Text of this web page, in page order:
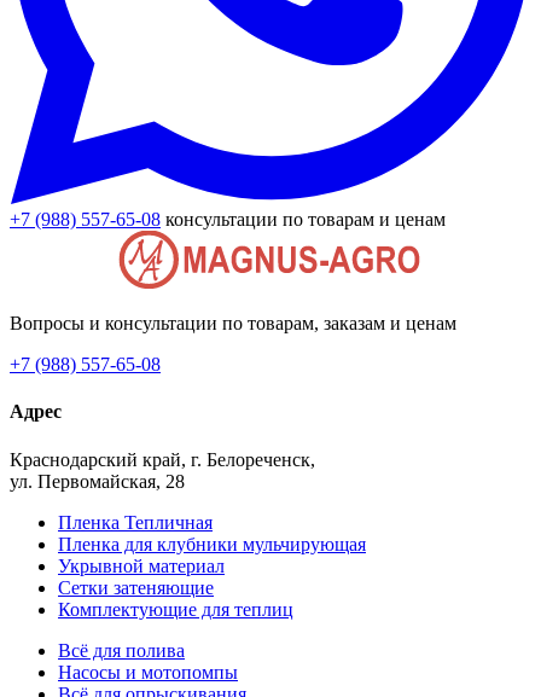
+7 (988) 557-65-08 консультации по товарам и ценам
Вопросы и консультации по товарам, заказам и ценам
+7 (988) 557-65-08
Адрес
Краснодарский край, г. Белореченск,
ул. Первомайская, 28
Пленка Тепличная
Пленка для клубники мульчирующая
Укрывной материал
Сетки затеняющие
Комплектующие для теплиц
Всё для полива
Насосы и мотопомпы